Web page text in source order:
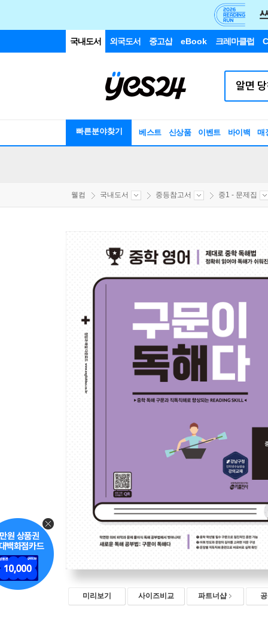
국내도서 외국도서 중고샵 eBook 크레마클럽
빠른분야찾기 베스트 신상품 이벤트 바이백 매
웰컴 국내도서 중등참고서 중1 - 문제집
미리보기 사이즈비교 파트너샵